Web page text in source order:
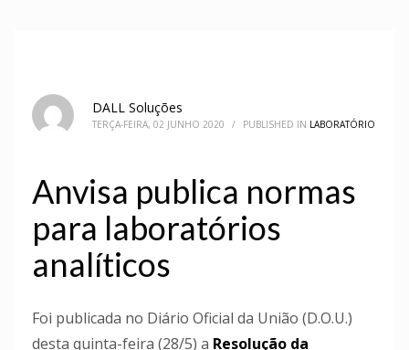
DALL Soluções
TERÇA-FEIRA, 02 JUNHO 2020 / PUBLISHED IN LABORATÓRIO
Anvisa publica normas
para laboratórios
analíticos
Foi publicada no Diário Oficial da União (D.O.U.)
desta quinta-feira (28/5) a Resolução da